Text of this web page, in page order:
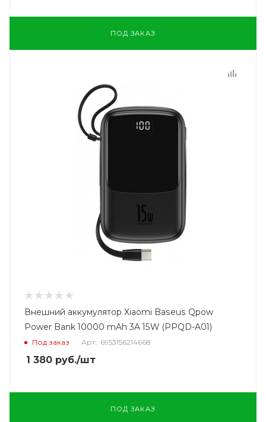
ПОД ЗАКАЗ
Внешний аккумулятор Xiaomi Baseus Qpow
Power Bank 10000 mAh 3A 15W (PPQD-A01)
Под заказ Арт.: 6953156214668
1 380 руб./шт
ПОД ЗАКАЗ